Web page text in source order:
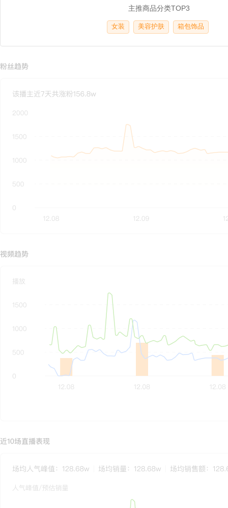
主推商品分类TOP3
女装 美容护肤 箱包饰品